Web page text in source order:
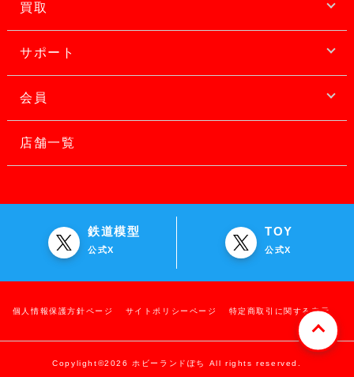
買取
サポート
会員
店舗一覧
鉄道模型
公式X
TOY
公式X
個人情報保護方針ページ サイトポリシーページ 特定商取引に関する表示
Copylight©2026 ホビーランドぽち All rights reserved.